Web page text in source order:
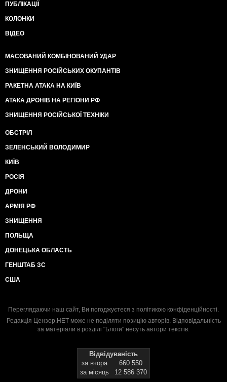
ПУБЛІКАЦІЇ
КОЛОНКИ
ВІДЕО
МАСОВАНИЙ КОМБІНОВАНИЙ УДАР
ЗНИЩЕННЯ РОСІЙСЬКИХ ОКУПАНТІВ
РАКЕТНА АТАКА НА КИЇВ
АТАКА ДРОНІВ НА РЕГІОНИ РФ
ЗНИЩЕННЯ РОСІЙСЬКОЇ ТЕХНІКИ
ОБСТРІЛ
ЗЕЛЕНСЬКИЙ ВОЛОДИМИР
КИЇВ
РОСІЯ
ДРОНИ
АРМІЯ РФ
ЗНИЩЕННЯ
ПОЛЬЩА
ДОНЕЦЬКА ОБЛАСТЬ
ГЕНШТАБ ЗС
США
Переглядаючи наш сайт, Ви погоджуєтеся з політикою конфіденційності.
Редакція Цензор.НЕТ може не поділяти позицію авторів. Відповідальність
за матеріали в розділі "Блоги" несуть автори текстів.
Відвідуваність
за вчора
660 550
за місяць
12 586 370